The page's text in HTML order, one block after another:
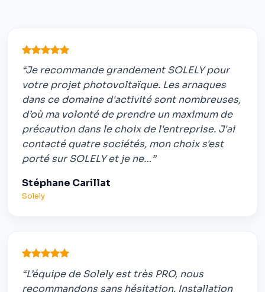
“Je recommande grandement SOLELY pour
votre projet photovoltaïque. Les arnaques
dans ce domaine d'activité sont nombreuses,
d’où ma volonté de prendre un maximum de
précaution dans le choix de l'entreprise. J'ai
contacté quatre sociétés, mon choix s'est
porté sur SOLELY et je ne…”
Stéphane Carillat
Solely
“L’équipe de Solely est très PRO, nous
recommandons sans hésitation. Installation